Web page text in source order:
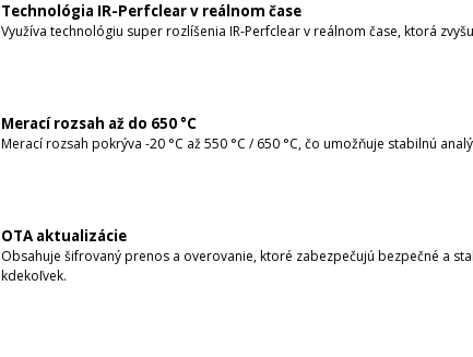
Technológia IR-Perfclear v reálnom čase
Využíva technológiu super rozlíšenia IR-Perfclear v reálnom čase, ktorá
Merací rozsah až do 650 °C
Merací rozsah pokrýva -20 °C až 550 °C / 650 °C, čo umožňuje stabilnú
OTA aktualizácie
Obsahuje šifrovaný prenos a overovanie, ktoré zabezpečujú bezpečné a
kdekoľvek.